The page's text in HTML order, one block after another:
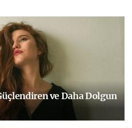
ve Daha Dolgun